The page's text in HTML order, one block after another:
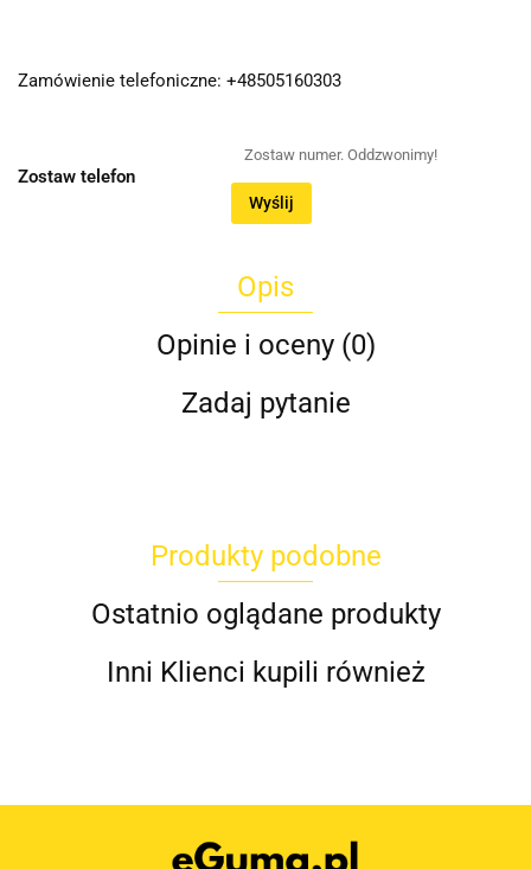
Zamówienie telefoniczne: +48505160303
Zostaw telefon
Wyślij
Opis
Opinie i oceny (0)
Zadaj pytanie
Produkty podobne
Ostatnio oglądane produkty
Inni Klienci kupili również